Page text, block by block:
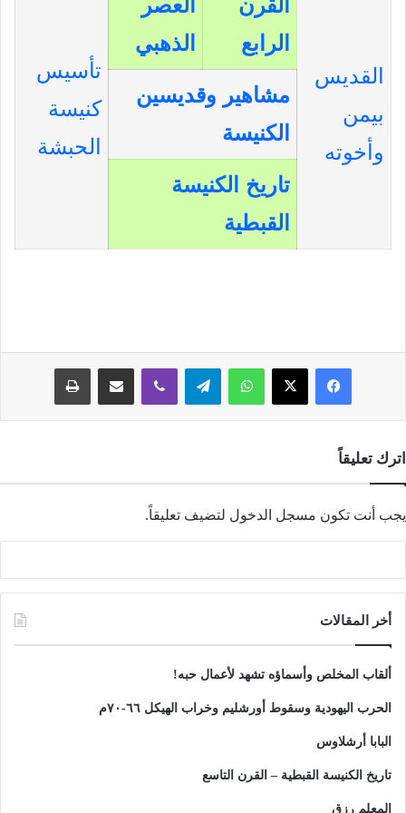
القديس
بيمن
وأخوته
القرن
الرابع
العصر
الذهبي
تأسيس
كنيسة
الحبشة
مشاهير وقديسين
الكنيسة
تاريخ الكنيسة
القبطية
فيسبوك‫X واتسابتيلقرامڤايبر مشاركة عبر البريد طباعة
اترك تعليقاً
يجب أنت تكون مسجل الدخول لتضيف تعليقاً.
أخر المقالات
ألقاب المخلص وأسماؤه تشهد لأعمال حبه!
الحرب اليهودية وسقوط أورشليم وخراب الهيكل ٦٦-٧٠م
البابا أرشلاوس
تاريخ الكنيسة القبطية – القرن التاسع
المعلم رزق